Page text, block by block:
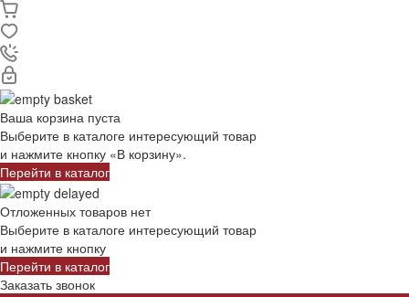
Ваша корзина пуста
Выберите в каталоге интересующий товар
и нажмите кнопку «В корзину».
Перейти в каталог
Отложенных товаров нет
Выберите в каталоге интересующий товар
и нажмите кнопку
Перейти в каталог
Заказать звонок